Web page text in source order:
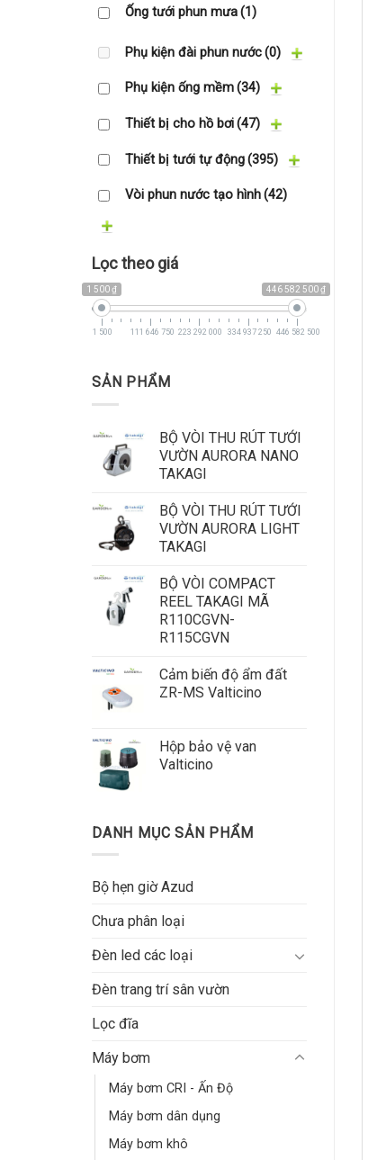
Ống tưới phun mưa(1)
Phụ kiện đài phun nước(0)
Phụ kiện ống mềm(34)
Thiết bị cho hồ bơi(47)
Thiết bị tưới tự động(395)
Vòi phun nước tạo hình(42)
Lọc theo giá
1 500 ₫ 446 582 500 ₫
1 500 111 646 750 223 292 000 334 937 250 446 582 500
SẢN PHẨM
BỘ VÒI THU RÚT TƯỚI
VƯỜN AURORA NANO
TAKAGI
BỘ VÒI THU RÚT TƯỚI
VƯỜN AURORA LIGHT
TAKAGI
BỘ VÒI COMPACT
REEL TAKAGI MÃ
R110CGVN-
R115CGVN
Cảm biến độ ẩm đất
ZR-MS Valticino
Hộp bảo vệ van
Valticino
DANH MỤC SẢN PHẨM
Bộ hẹn giờ Azud
Chưa phân loại
Đèn led các loại
Đèn trang trí sân vườn
Lọc đĩa
Máy bơm
Máy bơm CRI - Ấn Độ
Máy bơm dân dụng
Máy bơm khô